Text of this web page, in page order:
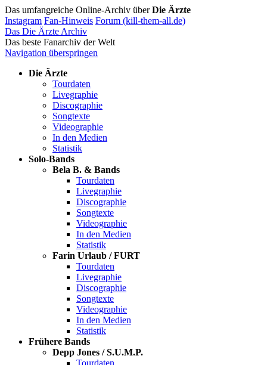
Das umfangreiche Online-Archiv überDie Ärzte
Instagram Fan-Hinweis Forum (kill-them-all.de)
Das Die Ärzte Archiv
Das beste Fanarchiv der Welt
Navigation überspringen
Die Ärzte
Tourdaten
Livegraphie
Discographie
Songtexte
Videographie
In den Medien
Statistik
Solo-Bands
Bela B. & Bands
Tourdaten
Livegraphie
Discographie
Songtexte
Videographie
In den Medien
Statistik
Farin Urlaub / FURT
Tourdaten
Livegraphie
Discographie
Songtexte
Videographie
In den Medien
Statistik
Frühere Bands
Depp Jones / S.U.M.P.
Tourdaten